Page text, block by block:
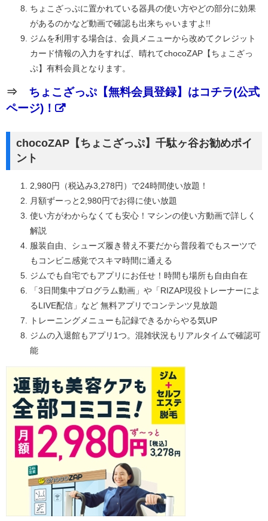
ちょこざっぷに置かれている器具の使い方やどの部分に効果
があるのかなど動画で確認も出来ちゃいますよ!!
ジムを利用する場合は、会員メニューから改めてクレジット
カード情報の入力をすれば、晴れてchocoZAP【ちょこざっ
ぷ】有料会員となります。
⇒ ちょこざっぷ【無料会員登録】はコチラ(公式
ページ)！
chocoZAP【ちょこざっぷ】千駄ヶ谷お勧めポイ
ント
2,980円（税込み3,278円）で24時間使い放題！
月額ずーっと2,980円でお得に使い放題
使い方がわからなくても安心！マシンの使い方動画で詳しく
解説
服装自由、シューズ履き替え不要だから普段着でもスーツで
もコンビニ感覚でスキマ時間に通える
ジムでも自宅でもアプリにお任せ！時間も場所も自由自在
「3日間集中プログラム動画」や「RIZAP現役トレーナーによ
るLIVE配信」など 無料アプリでコンテンツ見放題
トレーニングメニューも記録できるからやる気UP
ジムの入退館もアプリ1つ。混雑状況もリアルタイムで確認可
能